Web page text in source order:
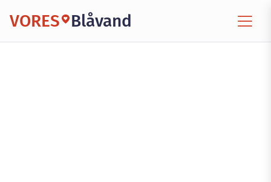
VORES Blåvand